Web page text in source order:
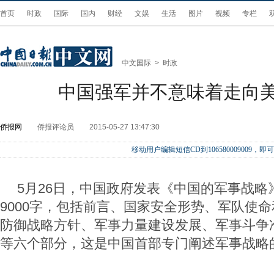
首页 时政 国际 国内 财经 文娱 生活 图片 视频 专栏
中文国际 > 时政
中国强军并不意味着走向
侨报网 侨报评论员 2015-05-27 13:47:30
移动用户编辑短信CD到106580009009，即
5月26日，中国政府发表《中国的军事战略
9000字，包括前言、国家安全形势、军队使
防御战略方针、军事力量建设发展、军事斗
等六个部分，这是中国首部专门阐述军事战